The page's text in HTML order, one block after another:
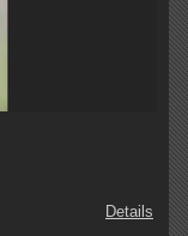
Details